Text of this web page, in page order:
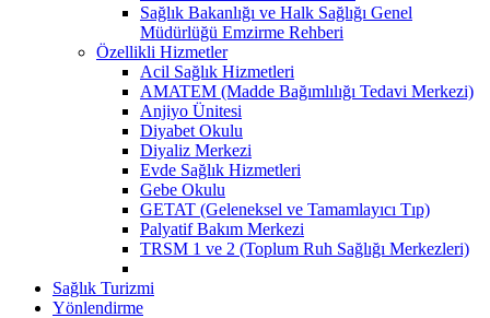
Sağlık Bakanlığı ve Halk Sağlığı Genel
Müdürlüğü Emzirme Rehberi
Özellikli Hizmetler
Acil Sağlık Hizmetleri
AMATEM (Madde Bağımlılığı Tedavi Merkezi)
Anjiyo Ünitesi
Diyabet Okulu
Diyaliz Merkezi
Evde Sağlık Hizmetleri
Gebe Okulu
GETAT (Geleneksel ve Tamamlayıcı Tıp)
Palyatif Bakım Merkezi
TRSM 1 ve 2 (Toplum Ruh Sağlığı Merkezleri)
Sağlık Turizmi
Yönlendirme